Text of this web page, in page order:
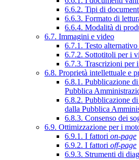
6.6.2. Tipi di
6.6.3. Formato di
6.6.4. Modalità di
6.7. Immagini e video
6.7.1. Testo
6.7.2. Sottotitoli per i
6.7.3. Trascrizioni per
6.8. Proprietà intellettuale e
6.8.1. Pubblicazione
Pubblica
6.8.2. Pubblicazione
dalla Pubblica
6.8.3. Consenso dei
6.9. Ottimizzazione per i
6.9.1. I fattori on-page
6.9.2. I fattori off-page
6.9.3. Strumenti di